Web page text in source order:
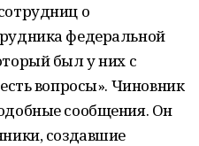
о
федеральной
был у них с
вопросы». Чиновник
сообщения. Он
создавшие